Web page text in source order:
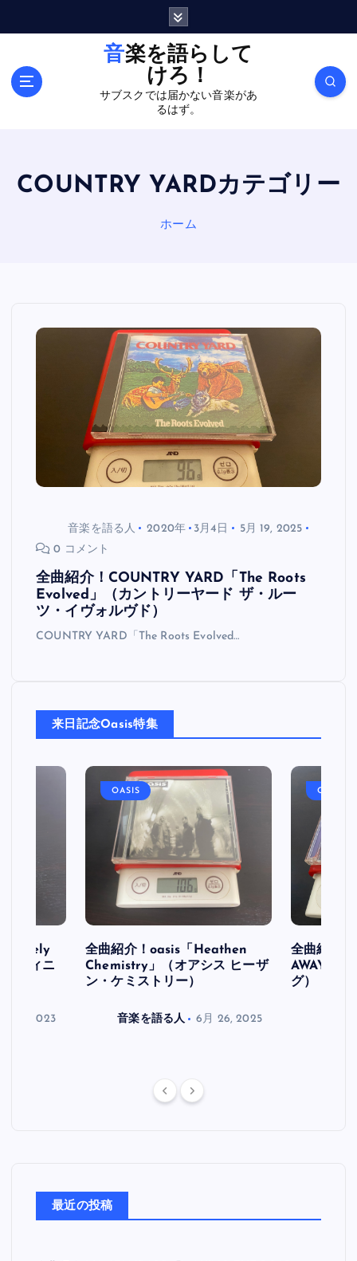
音楽を語らして
けろ！
サブスクでは届かない音楽があ
るはず。
COUNTRY YARDカテゴリー
ホーム
音楽を語る人 2020年 3月4日
5月 19, 2025
0 コメント
全曲紹介！COUNTRY YARD「The Roots
Evolved」（カントリーヤード ザ・ルー
ツ・イヴォルヴド）
COUNTRY YARD「The Roots Evolved…
来日記念Oasis特集
フィニ
30, 2023
OASIS
全曲紹介！oasis「Heathen
Chemistry」（オアシス ヒーザ
ン・ケミストリー）
音楽を語る人 6月 26, 2025
OASIS
全曲紹介
AWAY」
グ）
最近の投稿